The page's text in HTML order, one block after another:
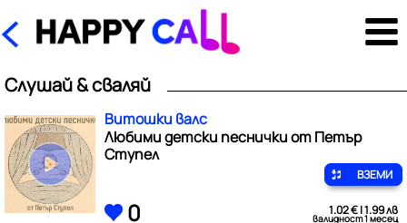
Слушай & сваляй
Витошки валс
Любими детски песнички от Петър
Ступел
ВЗЕМИ
0 1.02 € | 1.99 лв
валидност 1 месец